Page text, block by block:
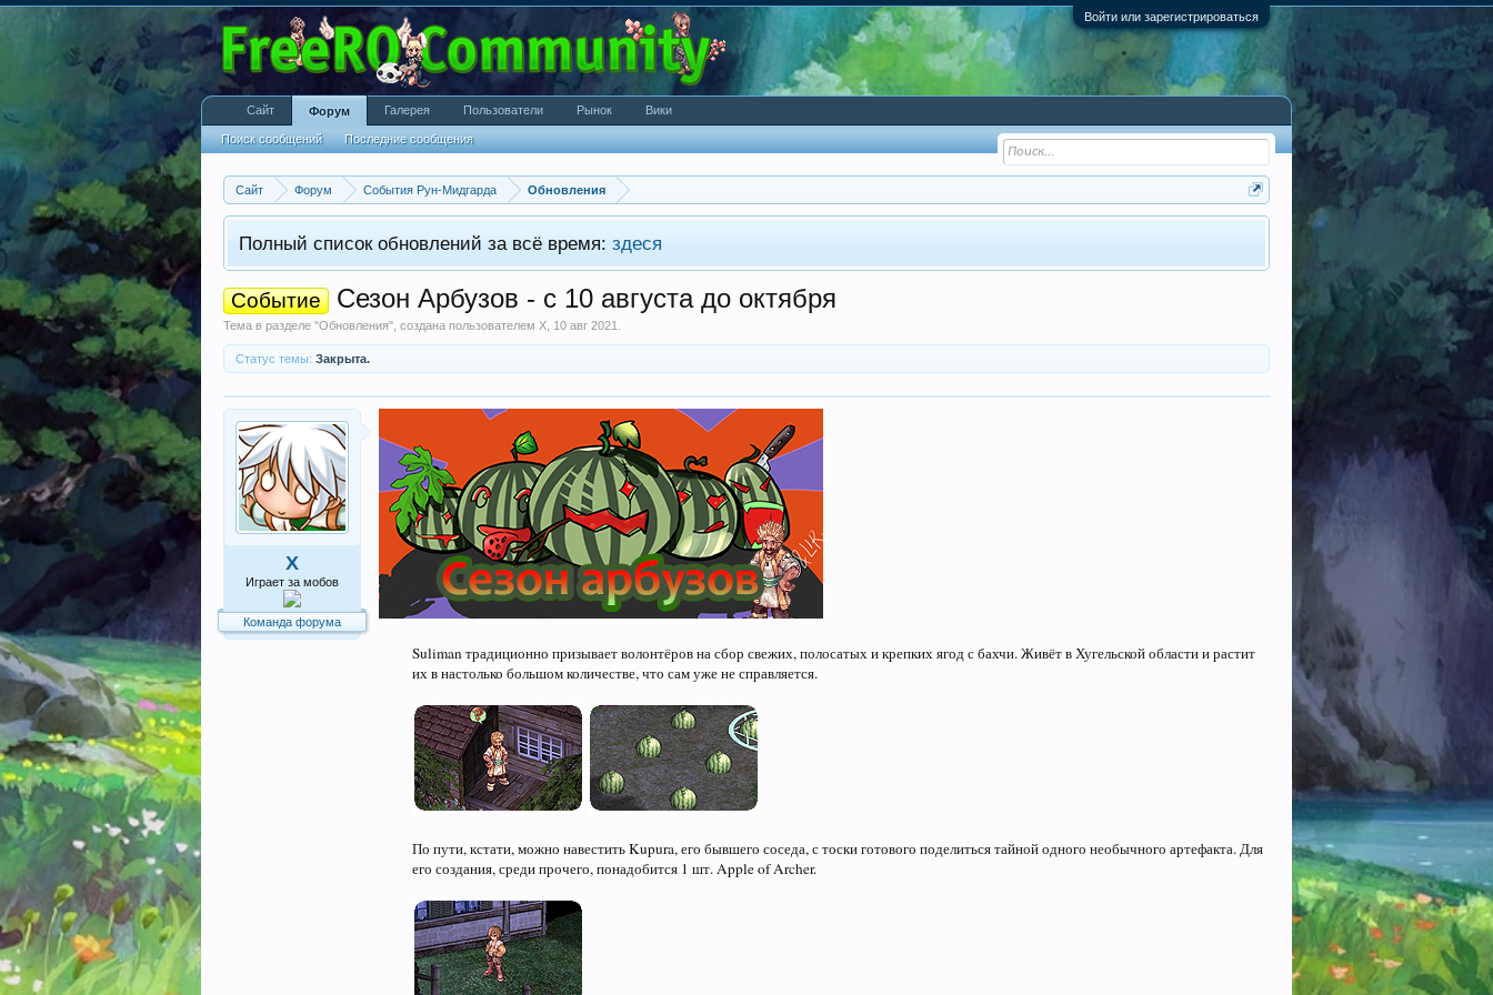
Войти или зарегистрироваться
Сайт Форум События Рун-Мидгарда Обновления
Полный список обновлений за всё время: здеся
Событие Сезон Арбузов - с 10 августа до октября
Тема в разделе "Обновления", создана пользователем X 10 авг 2021
Статус темы: Закрыта.
X
Играет за мобов
Команда форума
Suliman традиционно призывает волонтёров на сбор свежих, полосатых и крепких ягод с бахчи. Живёт в Хугельской области и растит
их в настолько большом количестве, что сам уже не справляется.
По пути, кстати, можно навестить Kupura, его бывшего соседа, с тоски готового поделиться тайной одного необычного артефакта. Для
его создания, среди прочего, понадобится 1 шт. Apple of Archer.
Сайт Форум
Поиск сообщений Последние сообщения
Галерея Пользователи Рынок Вики